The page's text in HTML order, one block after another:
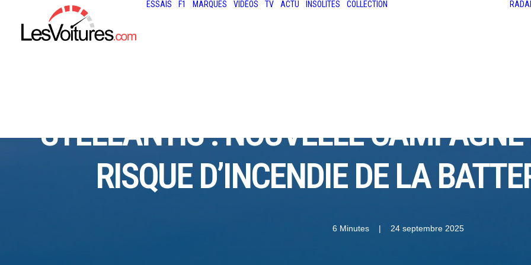
ESSAIS F1 MARQUES VIDÉOS TV ACTU INSOLITES COLLECTION
STELLANTIS : NOUVELLE
RISQUE D’INCENDIE DE LA
6 Minutes | 24 septembre 2025